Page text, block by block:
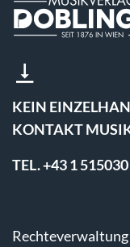
KEIN
KONTAKT
TEL. +43 1 515030